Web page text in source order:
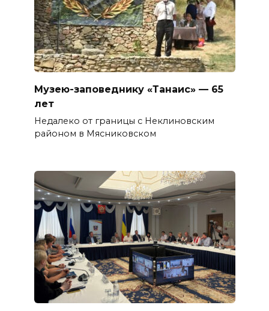
Музею-заповеднику «Танаис» — 65
лет
Недалеко от границы с Неклиновским
районом в Мясниковском